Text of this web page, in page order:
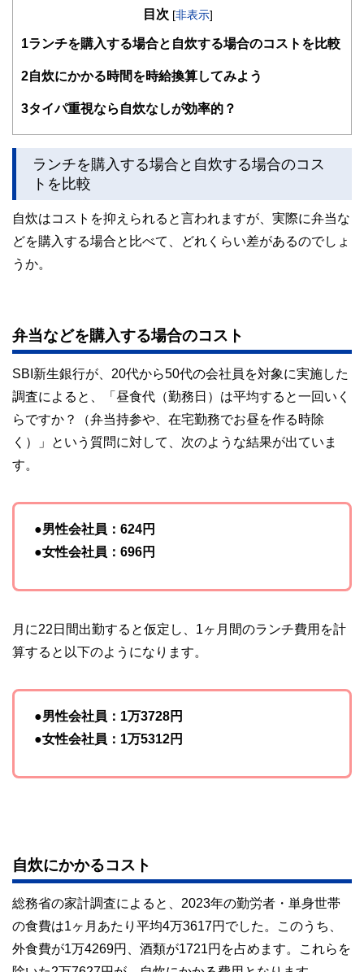
目次 [非表示]
1 ランチを購入する場合と自炊する場合のコストを比較
2自炊にかかる時間を時給換算してみよう
3タイパ重視なら自炊なしが効率的？
ランチを購入する場合と自炊する場合のコス
トを比較
自炊はコストを抑えられると言われますが、実際に弁当な
どを購入する場合と比べて、どれくらい差があるのでしょ
うか。
弁当などを購入する場合のコスト
SBI新生銀行が、20代から50代の会社員を対象に実施した
調査によると、「昼食代（勤務日）は平均すると一回いく
らですか？（弁当持参や、在宅勤務でお昼を作る時除
く）」という質問に対して、次のような結果が出ていま
す。
●男性会社員：624円
●女性会社員：696円
月に22日間出勤すると仮定し、1ヶ月間のランチ費用を計
算すると以下のようになります。
●男性会社員：1万3728円
●女性会社員：1万5312円
自炊にかかるコスト
総務省の家計調査によると、2023年の勤労者・単身世帯
の食費は1ヶ月あたり平均4万3617円でした。このうち、
外食費が1万4269円、酒類が1721円を占めます。これらを